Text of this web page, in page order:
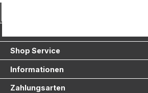
Shop Service
Informationen
Zahlungsarten